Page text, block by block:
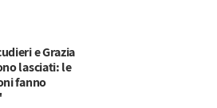
e Grazia
lasciati: le
fanno